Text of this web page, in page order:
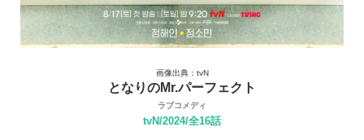
画像出典：tvN
となりのMr.パーフェクト
ラブコメディ
tvN/2024/全16話